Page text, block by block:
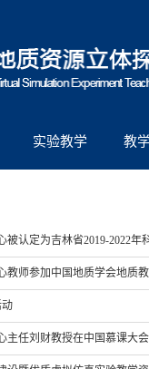
实验教学 教
认定为吉林省2019-2022年
师参加中国地质学会地质
主任刘财教授在中国慕课大